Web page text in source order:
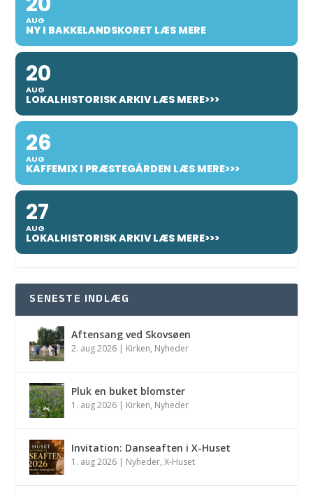
AUG
NY I BAKKELANDSKORET LÆS MERE
20
AUG
LOKALHISTORISK ARKIV LÆS MERE>>>
26
AUG
KAFFEMIX I PRÆSTEGÅRDEN LÆS MERE>>>
27
AUG
LOKALHISTORISK ARKIV LÆS MERE>>>
SENESTE INDLÆG
Aftensang ved Skovsøen
2. aug 2026 | Kirken, Nyheder
Pluk en buket blomster
1. aug 2026 | Kirken, Nyheder
Invitation: Danseaften i X-Huset
1. aug 2026 | Nyheder,X-Huset